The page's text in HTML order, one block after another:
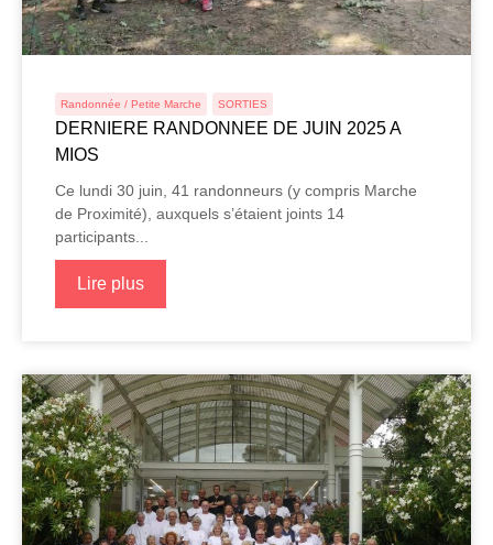
Randonnée / Petite Marche SORTIES
DERNIERE RANDONNEE DE JUIN 2025 A
MIOS
Ce lundi 30 juin, 41 randonneurs (y compris Marche
de Proximité), auxquels s’étaient joints 14
participants...
Lire plus